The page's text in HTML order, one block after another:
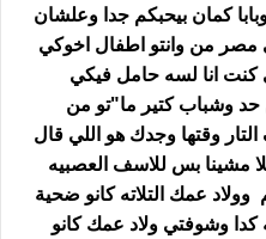
كمان بيحبكم جدا وعلشان
مصر من وانتو اطفال اخوكي
كنت انا لسه حامل فيكي
حد وشباب كتير ما"تو من
وقتها وجدك هو اللي قال
مشينا بس للاسف العصبيه
عمك التلاته كانو ضحية
كدا وشوفتي ولاد عمك كانو